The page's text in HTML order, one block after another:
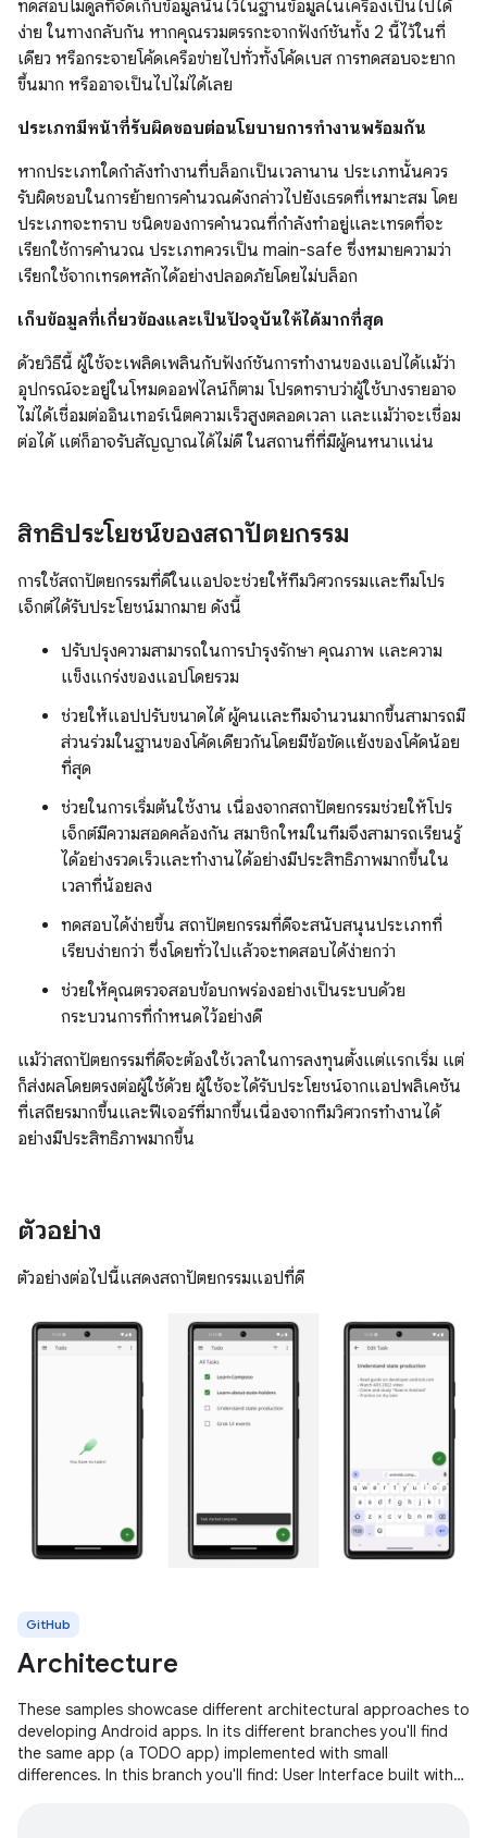
ทดสอบโมดูลที่จัดเก็บข้อมูลนั้นไว้ในฐานข้อมูลในเครื่องเป็นไปได้
ง่าย ในทางกลับกัน หากคุณรวมตรรกะจากฟังก์ชันทั้ง 2 นี้ไว้ในที่
เดียว หรือกระจายโค้ดเครือข่ายไปทั่วทั้งโค้ดเบส การทดสอบจะยาก
ขึ้นมาก หรืออาจเป็นไปไม่ได้เลย
ประเภทมีหน้าที่รับผิดชอบต่อนโยบายการทำงานพร้อมกัน
หากประเภทใดกำลังทำงานที่บล็อกเป็นเวลานาน ประเภทนั้นควร
รับผิดชอบในการย้ายการคำนวณดังกล่าวไปยังเธรดที่เหมาะสม โดย
ประเภทจะทราบ ชนิดของการคำนวณที่กำลังทำอยู่และเทรดที่จะ
เรียกใช้การคำนวณ ประเภทควรเป็น main-safe ซึ่งหมายความว่า
เรียกใช้จากเทรดหลักได้อย่างปลอดภัยโดยไม่บล็อก
เก็บข้อมูลที่เกี่ยวข้องและเป็นปัจจุบันให้ได้มากที่สุด
ด้วยวิธีนี้ ผู้ใช้จะเพลิดเพลินกับฟังก์ชันการทำงานของแอปได้แม้ว่า
อุปกรณ์จะอยู่ในโหมดออฟไลน์ก็ตาม โปรดทราบว่าผู้ใช้บางรายอาจ
ไม่ได้เชื่อมต่ออินเทอร์เน็ตความเร็วสูงตลอดเวลา และแม้ว่าจะเชื่อม
ต่อได้ แต่ก็อาจรับสัญญาณได้ไม่ดี ในสถานที่ที่มีผู้คนหนาแน่น
สิทธิประโยชน์ของสถาปัตยกรรม
การใช้สถาปัตยกรรมที่ดีในแอปจะช่วยให้ทีมวิศวกรรมและทีมโปร
เจ็กต์ได้รับประโยชน์มากมาย ดังนี้
ปรับปรุงความสามารถในการบำรุงรักษา คุณภาพ และความ
แข็งแกร่งของแอปโดยรวม
ช่วยให้แอปปรับขนาดได้ ผู้คนและทีมจำนวนมากขึ้นสามารถมี
ส่วนร่วมในฐานของโค้ดเดียวกันโดยมีข้อขัดแย้งของโค้ดน้อย
ที่สุด
ช่วยในการเริ่มต้นใช้งาน เนื่องจากสถาปัตยกรรมช่วยให้โปร
เจ็กต์มีความสอดคล้องกัน สมาชิกใหม่ในทีมจึงสามารถเรียนรู้
ได้อย่างรวดเร็วและทำงานได้อย่างมีประสิทธิภาพมากขึ้นใน
เวลาที่น้อยลง
ทดสอบได้ง่ายขึ้น สถาปัตยกรรมที่ดีจะสนับสนุนประเภทที่
เรียบง่ายกว่า ซึ่งโดยทั่วไปแล้วจะทดสอบได้ง่ายกว่า
ช่วยให้คุณตรวจสอบข้อบกพร่องอย่างเป็นระบบด้วย
กระบวนการที่กำหนดไว้อย่างดี
แม้ว่าสถาปัตยกรรมที่ดีจะต้องใช้เวลาในการลงทุนตั้งแต่แรกเริ่ม แต่
ก็ส่งผลโดยตรงต่อผู้ใช้ด้วย ผู้ใช้จะได้รับประโยชน์จากแอปพลิเคชัน
ที่เสถียรมากขึ้นและฟีเจอร์ที่มากขึ้นเนื่องจากทีมวิศวกรทำงานได้
อย่างมีประสิทธิภาพมากขึ้น
ตัวอย่าง
ตัวอย่างต่อไปนี้แสดงสถาปัตยกรรมแอปที่ดี
GitHub
Architecture
These samples showcase different architectural approaches to
developing Android apps. In its different branches you'll find
the same app (a TODO app) implemented with small
differences. In this branch you'll find: User Interface built with